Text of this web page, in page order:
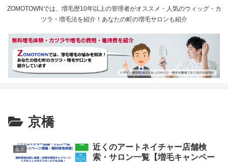
ZOMOTOWNでは、増毛歴10年以上の管理者がオススメ・人気のウィッグ・カ
ツラ・増毛法を紹介！あなたの町の増毛サロンも紹介
京橋
金沢
近くのアートネイチャー店舗検
索・サロン一覧【増毛キャンペー